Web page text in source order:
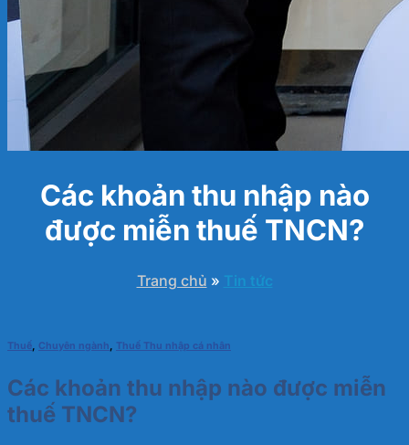
Các khoản thu nhập nào
được miễn thuế TNCN?
Trang chủ » Tin tức
Thuế, Chuyên ngành, Thuế Thu nhập cá nhân
Các khoản thu nhập nào được miễn
thuế TNCN?